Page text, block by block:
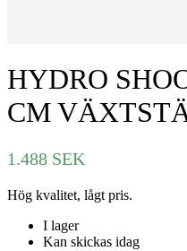
HYDRO
CM
1.488 SEK
Hög kvalitet, lågt pris.
I lager
Kan skickas idag